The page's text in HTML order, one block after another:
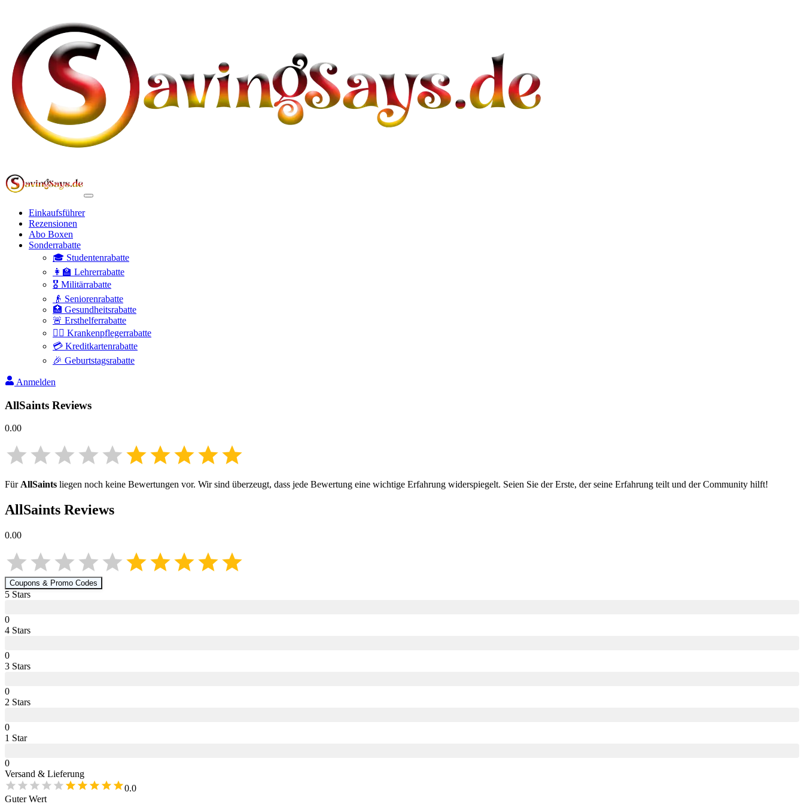
Einkaufsführer
Rezensionen
Abo Boxen
Sonderrabatte
🎓 Studentenrabatte
👩‍🏫 Lehrerrabatte
🎖️ Militärrabatte
👴 Seniorenrabatte
🏥 Gesundheitsrabatte
🚨 Ersthelferrabatte
👩‍⚕️ Krankenpflegerrabatte
💳 Kreditkartenrabatte
🎉 Geburtstagsrabatte
Anmelden
AllSaints Reviews
0.00
FürAllSaints liegen noch keine Bewertungen vor. Wir sind überzeugt, dass jede Bewertung eine wichtige Erfahrung widerspiegelt. Seien Sie der Erste, der seine Erfahrung teilt und der Community hilft!
AllSaints Reviews
0.00
Coupons & Promo Codes
5 Stars
0
4 Stars
0
3 Stars
0
2 Stars
0
1 Star
0
Versand & Lieferung
0.0
Guter Wert